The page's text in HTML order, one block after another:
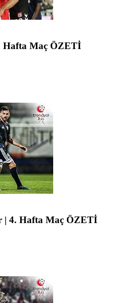
Hafta Maç ÖZETİ
| 4. Hafta Maç ÖZETİ